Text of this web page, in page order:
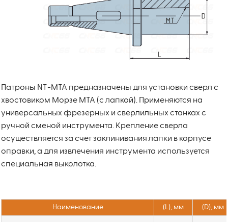
Патроны NT-MTA предназначены для установки сверл с
хвостовиком Морзе MTA (с лапкой). Применяются на
универсальных фрезерных и сверлильных станках с
ручной сменой инструмента. Крепление сверла
осуществляется за счет заклинивания лапки в корпусе
оправки, а для извлечения инструмента используется
специальная выколотка.
Наименование (L), мм (D), мм